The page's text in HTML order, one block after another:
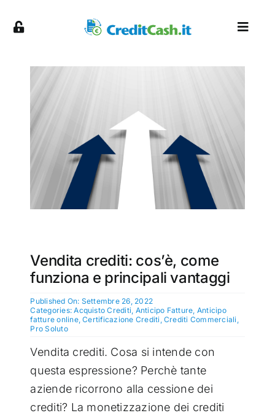
Toggle
About
Piattaforma
Partnership
Contatti
Vendita crediti: cos’è, come
funziona e principali vantaggi
Published On: Settembre 26, 2022
Categories:Acquisto Crediti Anticipo Fatture Anticipo
fatture online,Certificazione Crediti ,Crediti Commerciali
Pro Soluto
Vendita crediti. Cosa si intende con
questa espressione? Perchè tante
aziende ricorrono alla cessione dei
crediti? La monetizzazione dei crediti